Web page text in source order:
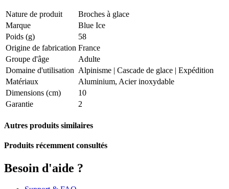
Nature de produit
Broches à glace
Marque
Blue Ice
Poids (g)
58
Origine de fabrication France
Groupe d'âge
Adulte
Domaine d'utilisation Alpinisme | Cascade de glace | Expédition
Matériaux
Aluminium, Acier inoxydable
Dimensions (cm)
10
Garantie
2
Autres produits similaires
Produits récemment consultés
Besoin d'aide ?